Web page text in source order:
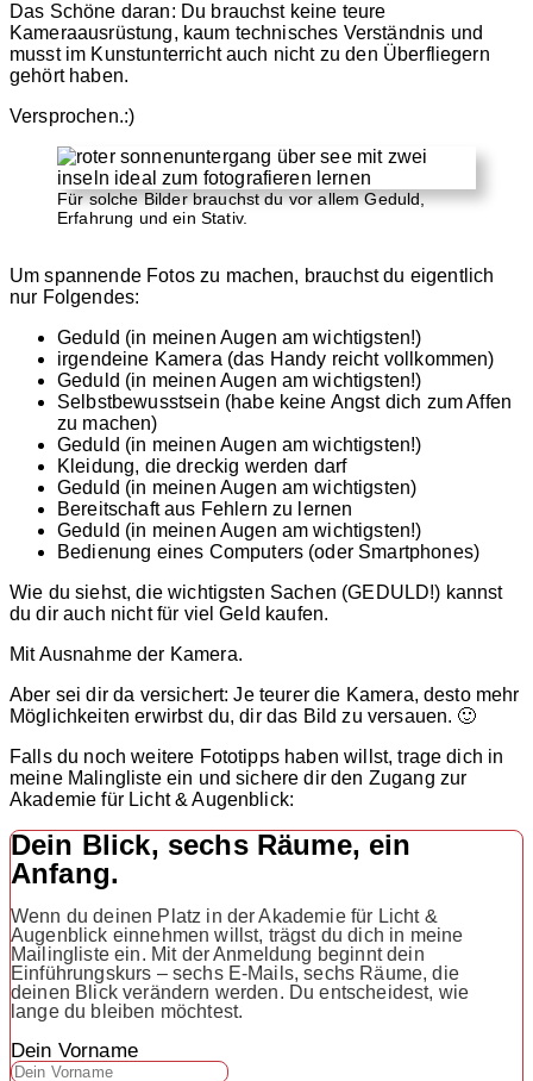
Das Schöne daran: Du brauchst keine teure
Kameraausrüstung, kaum technisches Verständnis und
musst im Kunstunterricht auch nicht zu den Überfliegern
gehört haben.
Versprochen.:)
Für solche Bilder brauchst du vor allem Geduld,
Erfahrung und ein Stativ.
Um spannende Fotos zu machen, brauchst du eigentlich
nur Folgendes:
Geduld (in meinen Augen am wichtigsten!)
irgendeine Kamera (das Handy reicht vollkommen)
Geduld (in meinen Augen am wichtigsten!)
Selbstbewusstsein (habe keine Angst dich zum Affen
zu machen)
Geduld (in meinen Augen am wichtigsten!)
Kleidung, die dreckig werden darf
Geduld (in meinen Augen am wichtigsten)
Bereitschaft aus Fehlern zu lernen
Geduld (in meinen Augen am wichtigsten!)
Bedienung eines Computers (oder Smartphones)
Wie du siehst, die wichtigsten Sachen (GEDULD!) kannst
du dir auch nicht für viel Geld kaufen.
Mit Ausnahme der Kamera.
Aber sei dir da versichert: Je teurer die Kamera, desto mehr
Möglichkeiten erwirbst du, dir das Bild zu versauen. 🙂
Falls du noch weitere Fototipps haben willst, trage dich in
meine Malingliste ein und sichere dir den Zugang zur
Akademie für Licht & Augenblick:
Dein Blick, sechs Räume, ein
Anfang.
Wenn du deinen Platz in der Akademie für Licht &
Augenblick einnehmen willst, trägst du dich in meine
Mailingliste ein. Mit der Anmeldung beginnt dein
Einführungskurs – sechs E-Mails, sechs Räume, die
deinen Blick verändern werden. Du entscheidest, wie
lange du bleiben möchtest.
Dein Vorname